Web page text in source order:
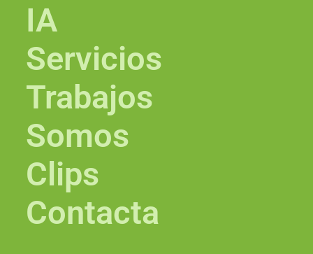
IA
Servicios
Trabajos
Somos
Clips
Contacta